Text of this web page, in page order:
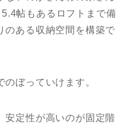
帖もあるロフトまで備
のある収納空間を構築で
ぼっていけます。
安定性が高いのが固定階